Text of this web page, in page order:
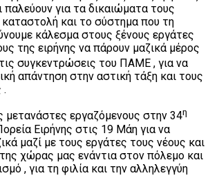
παλεύουν για τα δικαιώματα τους
καταστολή και το σύστημα που τη
κάλεσμα στους ξένους εργάτες
της ειρήνης να πάρουν μαζικά μέρος
συγκεντρώσεις του ΠΑΜΕ , για να
απάντηση στην αστική τάξη και τους
.
μετανάστες εργαζόμενους στην 34η
Ειρήνης στις 19 Μάη για να
μαζί με τους εργάτες τους νέους και
της χώρας μας ενάντια στον πόλεμο και
, για τη φιλία και την αλληλεγγύη